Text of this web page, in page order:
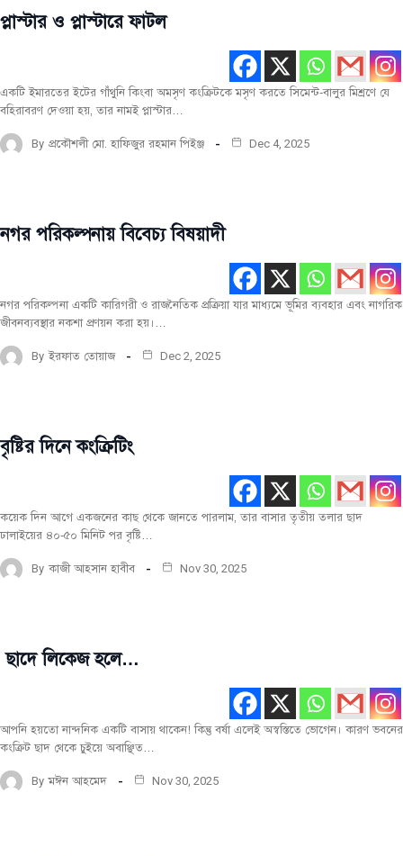
নির্মাণ
প্লাস্টার ও প্লাস্টারে ফাটল
একটি ইমারতের ইটের গাঁথুনি কিংবা অমসৃণ কংক্রিটকে মসৃণ করতে সিমেন্ট-বালুর মিশ্রণে যে
বহিরাবরণ দেওয়া হয়, তার নামই প্লাস্টার…
By প্রকৌশলী মো. হাফিজুর রহমান পিইঞ্জ Dec 4, 2025
নির্মাণ
নগর পরিকল্পনায় বিবেচ্য বিষয়াদী
নগর পরিকল্পনা একটি কারিগরী ও রাজনৈতিক প্রক্রিয়া যার মাধ্যমে ভূমির ব্যবহার এবং নাগরিক
জীবনব্যবস্থার নকশা প্রণয়ন করা হয়।…
By ইরফাত তোয়াজ Dec 2, 2025
নির্মাণ
বৃষ্টির দিনে কংক্রিটিং
কয়েক দিন আগে একজনের কাছ থেকে জানতে পারলাম, তার বাসার তৃতীয় তলার ছাদ
ঢালাইয়ের ৪০-৫০ মিনিট পর বৃষ্টি…
By কাজী আহসান হাবীব Nov 30, 2025
নির্মাণ
তথ্য
ছাদে লিকেজ হলে…
আপনি হয়তো নান্দনিক একটি বাসায় থাকেন! কিন্তু বর্ষা এলেই অস্বস্তিতে ভোগেন। কারণ ভবনের
কংক্রিট ছাদ থেকে চুইয়ে অবাঞ্ছিত…
By মঈন আহমেদ Nov 30, 2025